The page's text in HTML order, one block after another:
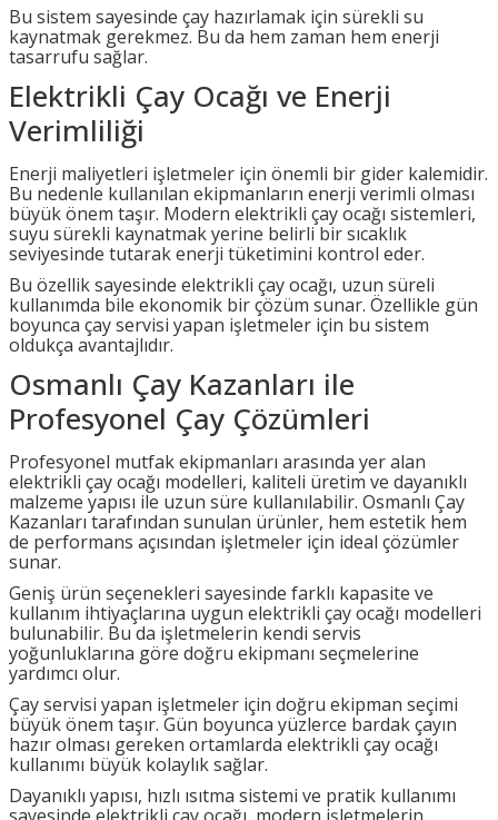
Bu sistem sayesinde çay hazırlamak için sürekli su
kaynatmak gerekmez. Bu da hem zaman hem enerji
tasarrufu sağlar.
Elektrikli Çay Ocağı ve Enerji
Verimliliği
Enerji maliyetleri işletmeler için önemli bir gider kalemidir.
Bu nedenle kullanılan ekipmanların enerji verimli olması
büyük önem taşır. Modern elektrikli çay ocağı sistemleri,
suyu sürekli kaynatmak yerine belirli bir sıcaklık
seviyesinde tutarak enerji tüketimini kontrol eder.
Bu özellik sayesinde elektrikli çay ocağı, uzun süreli
kullanımda bile ekonomik bir çözüm sunar. Özellikle gün
boyunca çay servisi yapan işletmeler için bu sistem
oldukça avantajlıdır.
Osmanlı Çay Kazanları ile
Profesyonel Çay Çözümleri
Profesyonel mutfak ekipmanları arasında yer alan
elektrikli çay ocağı modelleri, kaliteli üretim ve dayanıklı
malzeme yapısı ile uzun süre kullanılabilir. Osmanlı Çay
Kazanları tarafından sunulan ürünler, hem estetik hem
de performans açısından işletmeler için ideal çözümler
sunar.
Geniş ürün seçenekleri sayesinde farklı kapasite ve
kullanım ihtiyaçlarına uygun elektrikli çay ocağı modelleri
bulunabilir. Bu da işletmelerin kendi servis
yoğunluklarına göre doğru ekipmanı seçmelerine
yardımcı olur.
Çay servisi yapan işletmeler için doğru ekipman seçimi
büyük önem taşır. Gün boyunca yüzlerce bardak çayın
hazır olması gereken ortamlarda elektrikli çay ocağı
kullanımı büyük kolaylık sağlar.
Dayanıklı yapısı, hızlı ısıtma sistemi ve pratik kullanımı